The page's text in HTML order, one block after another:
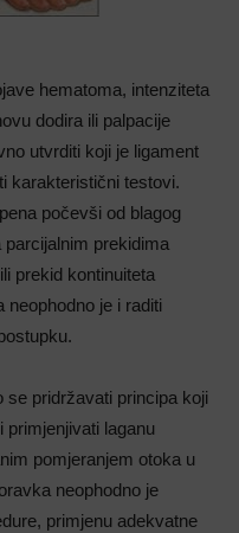
hematoma, intenziteta
dodira ili palpacije
utvrditi koji je ligament
karakteristični testovi.
počevši od blagog
prekidima
prekid kontinuiteta
neophodno je i raditi
se pridržavati principa koji
i primjenjivati laganu
pomjeranjem otoka u
neophodno je
primjenu adekvatne